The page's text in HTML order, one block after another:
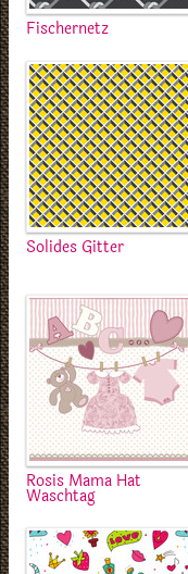
Fischernetz
Solides Gitter
Rosis Mama Hat
Waschtag